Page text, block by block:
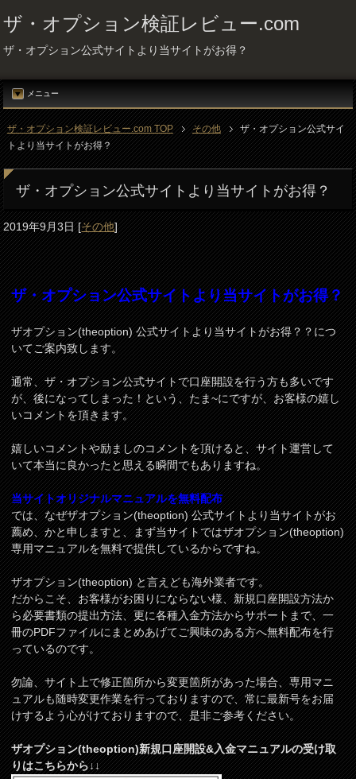
ザ・オプション検証レビュー.com
ザ・オプション公式サイトより当サイトがお得？
メニュー
ザ・オプション検証レビュー.com TOP その他
ザ・オプション公式サイ
トより当サイトがお得？
ザ・オプション公式サイトより当サイトがお得？
2019年9月3日[その他]
ザ・オプション公式サイトより当サイトがお得？
ザオプション(theoption) 公式サイトより当サイトがお得？？につ
いてご案内致します。
通常、ザ・オプション公式サイトで口座開設を行う方も多いです
が、後になってしまった！という、たま~にですが、お客様の嬉し
いコメントを頂きます。
嬉しいコメントや励ましのコメントを頂けると、サイト運営して
いて本当に良かったと思える瞬間でもありますね。
当サイトオリジナルマニュアルを無料配布
では、なぜザオプション(theoption) 公式サイトより当サイトがお
薦め、かと申しますと、まず当サイトではザオプション(theoption)
専用マニュアルを無料で提供しているからですね。
ザオプション(theoption) と言えども海外業者です。
だからこそ、お客様がお困りにならない様、新規口座開設方法か
ら必要書類の提出方法、更に各種入金方法からサポートまで、一
冊のPDFファイルにまとめあげてご興味のある方へ無料配布を行
っているのです。
勿論、サイト上で修正箇所から変更箇所があった場合、専用マニ
ュアルも随時変更作業を行っておりますので、常に最新号をお届
けするよう心がけておりますので、是非ご参考ください。
ザオプション(theoption)新規口座開設&入金マニュアルの受け取
りはこちらから↓↓